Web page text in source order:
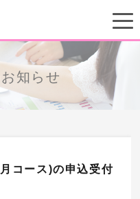
知らせ
コース)の申込受付